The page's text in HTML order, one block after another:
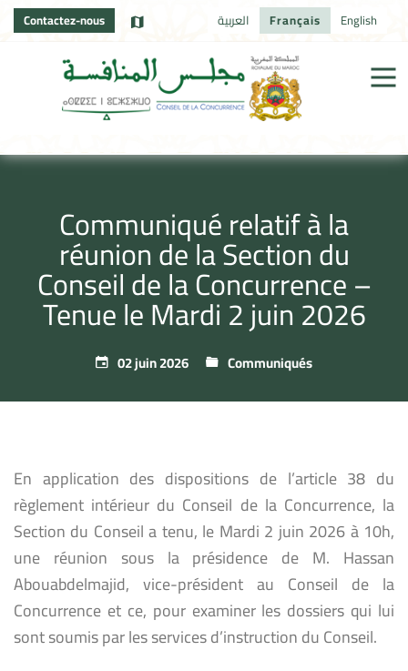
Contactez-nous العربية Français English
Communiqué relatif à la
réunion de la Section du
Conseil de la Concurrence –
Tenue le Mardi 2 juin 2026
02 juin 2026 Communiqués
En application des dispositions de l’article 38 du
règlement intérieur du Conseil de la Concurrence, la
Section du Conseil a tenu, le Mardi 2 juin 2026 à 10h,
une réunion sous la présidence de M. Hassan
Abouabdelmajid, vice-président au Conseil de la
Concurrence et ce, pour examiner les dossiers qui lui
sont soumis par les services d’instruction du Conseil.